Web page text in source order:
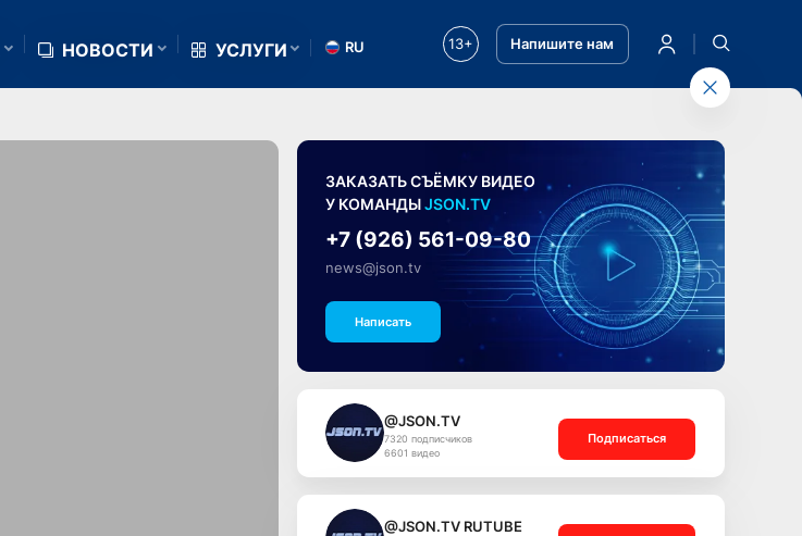
НОВОСТИ УСЛУГИ RU 13+ Напишите нам
ЗАКАЗАТЬ СЪЁМКУ ВИДЕО
У КОМАНДЫJSON.TV
+7 (926) 561-09-80
news@json.tv
Написать
@JSON.TV
7320 подписчиков
6601 видео
Подписаться
@JSON.TV RUTUBE